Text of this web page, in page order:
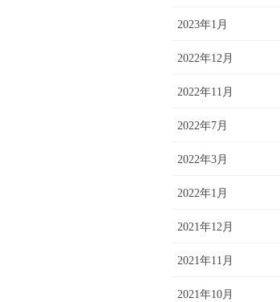
2023年1月
2022年12月
2022年11月
2022年7月
2022年3月
2022年1月
2021年12月
2021年11月
2021年10月